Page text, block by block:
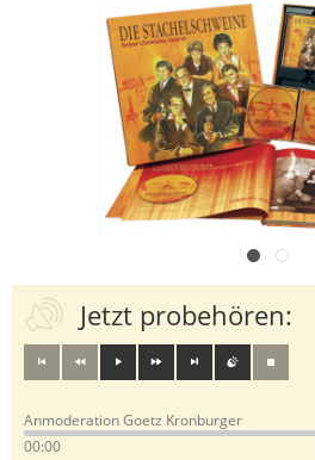
Jetzt probehören:
Anmoderation Goetz Kronburger
00:00